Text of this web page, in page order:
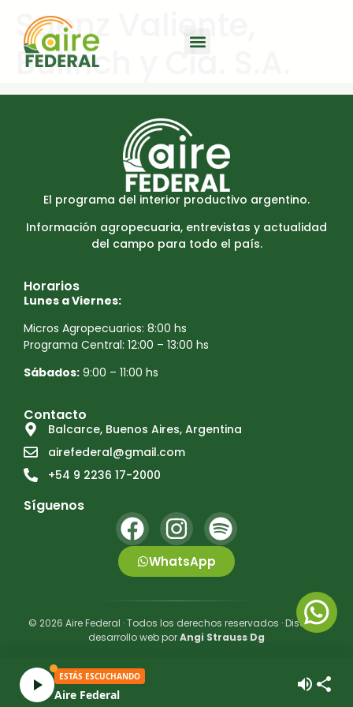
Saenz Valiente,
Bullrich y Cia. S.A.
El programa del interior productivo argentino.
Información agropecuaria, entrevistas y actualidad
del campo para todo el país.
Horarios
Lunes a Viernes:
Micros Agropecuarios: 8:00 hs
Programa Central: 12:00 – 13:00 hs
Sábados: 9:00 – 11:00 hs
Contacto
Balcarce, Buenos Aires, Argentina
airefederal@gmail.com
+54 9 2236 17-2000
Síguenos
WhatsApp
© 2026 Aire Federal · Todos los derechos reservados · Diseño y
desarrollo web porAngi Strauss Dg